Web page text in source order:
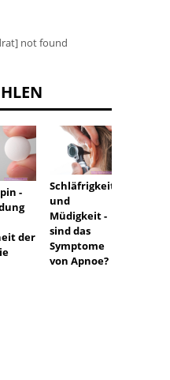
not found
-
der
Schläfrigkeit
und
Müdigkeit -
sind das
Symptome
von Apnoe?